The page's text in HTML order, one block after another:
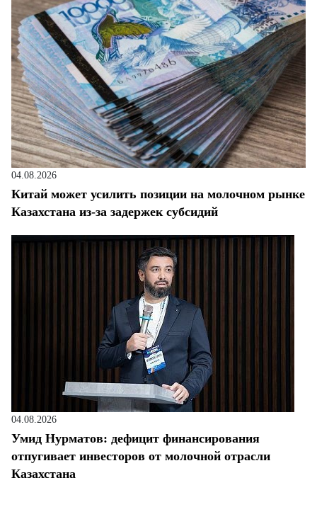
04.08.2026
Китай может усилить позиции на молочном рынке
Казахстана из-за задержек субсидий
04.08.2026
Умид Нурматов: дефицит финансирования
отпугивает инвесторов от молочной отрасли
Казахстана